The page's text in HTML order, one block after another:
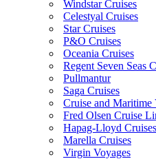
Windstar Cruises
Celestyal Cruises
Star Cruises
P&O Cruises
Oceania Cruises
Regent Seven Seas
Pullmantur
Saga Cruises
Cruise and Maritime
Fred Olsen Cruise
Hapag-Lloyd Cruises
Marella Cruises
Virgin Voyages